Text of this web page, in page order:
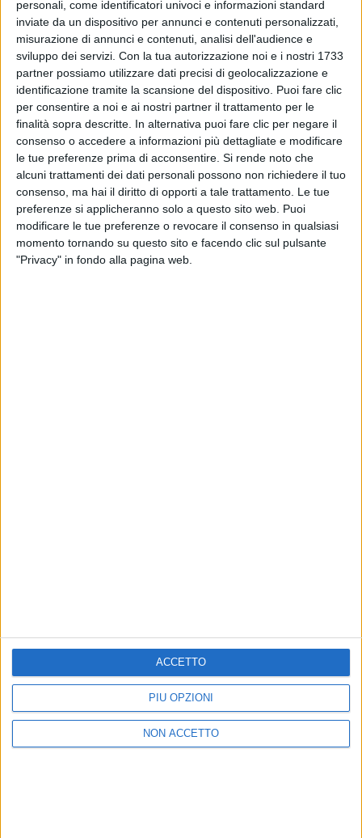
personali, come identificatori univoci e informazioni standard
inviate da un dispositivo per annunci e contenuti personalizzati,
misurazione di annunci e contenuti, analisi dell'audience e
sviluppo dei servizi. Con la tua autorizzazione noi e i nostri 1733
partner possiamo utilizzare dati precisi di geolocalizzazione e
identificazione tramite la scansione del dispositivo. Puoi fare clic
per consentire a noi e ai nostri partner il trattamento per le
finalità sopra descritte. In alternativa puoi fare clic per negare il
consenso o accedere a informazioni più dettagliate e modificare
le tue preferenze prima di acconsentire. Si rende noto che
alcuni trattamenti dei dati personali possono non richiedere il tuo
consenso, ma hai il diritto di opporti a tale trattamento. Le tue
preferenze si applicheranno solo a questo sito web. Puoi
modificare le tue preferenze o revocare il consenso in qualsiasi
momento tornando su questo sito e facendo clic sul pulsante
"Privacy" in fondo alla pagina web.
PIÙ OPZIONI
NON ACCETTO
ACCETTO
VIDEO
MALVAX - IN FONDO ALL'ANIMA
Chi siamo Contattaci
Mobile Radio Italia Tv